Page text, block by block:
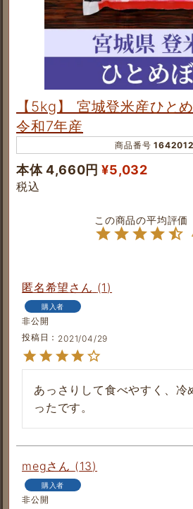
【5kg】 宮城登米産ひと
令和7年産
商品番号
本体 4,660円 ¥5,032
税込
匿名希望 1
購入者
非公開
投稿日
2021/04/29
あっさりして食べやすく、冷
meg 13
購入者
非公開